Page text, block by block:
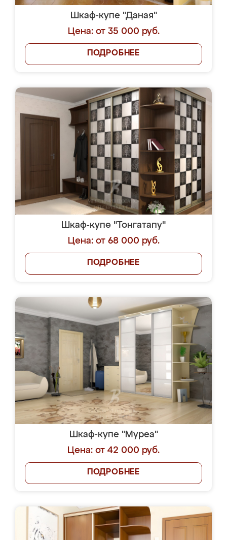
Шкаф-купе "Даная"
Цена: от 35 000 руб.
ПОДРОБНЕЕ
Шкаф-купе "Тонгатапу"
Цена: от 68 000 руб.
ПОДРОБНЕЕ
Шкаф-купе "Муреа"
Цена: от 42 000 руб.
ПОДРОБНЕЕ